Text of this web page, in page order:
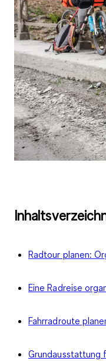
Radtour planen:
Eine Radreise
Fahrradroute
Grundausstattung